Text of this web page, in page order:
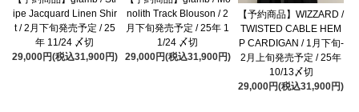
ipe Jacquard Linen Shir
t / 2月下旬発売予定 / 25
年 11/24 〆切
29,000円(税込31,900円)
nolith Track Blouson / 2
月下旬発売予定 / 25年 1
1/24 〆切
29,000円(税込31,900円)
【予約商品】WIZZARD /
TWISTED CABLE HEM
P CARDIGAN / 1月下旬-
2月上旬発売予定 / 25年
10/13〆切
29,000円(税込31,900円)